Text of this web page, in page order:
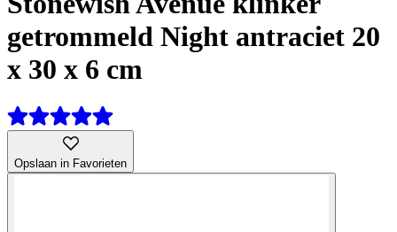
getrommeld Night antraciet 20
x 30 x 6 cm
Opslaan in Favorieten